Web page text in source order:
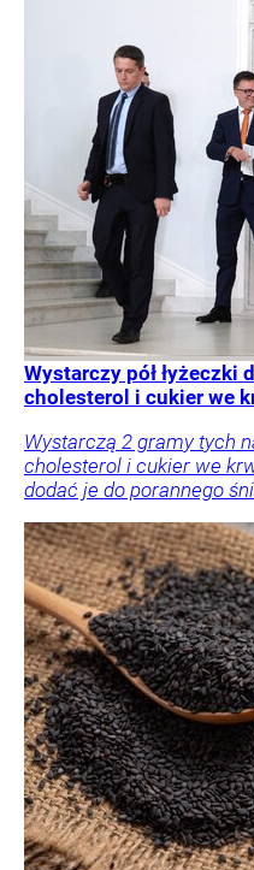
Wystarczy pół łyżeczki
cholesterol i cukier we
Wystarczą 2 gramy tych
cholesterol i cukier we
dodać je do porannego